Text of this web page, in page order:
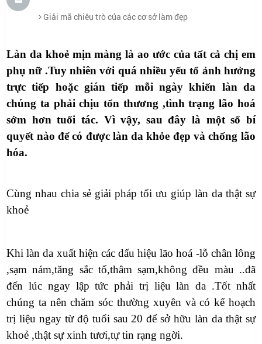
Giải mã chiêu trò của các cơ sở làm đẹp
Làn da khoẻ mịn màng là ao ước của tất cả chị em
phụ nữ .Tuy nhiên với quá nhiều yếu tố ảnh hưởng
trực tiếp hoặc gián tiếp mỗi ngày khiến làn da
chúng ta phải chịu tổn thương ,tình trạng lão hoá
sớm hơn tuổi tác. Vì vậy, sau đây là một số bí
quyết nào để có được làn da khỏe đẹp và chống lão
hóa.
Cùng nhau chia sẻ giải pháp tối ưu giúp làn da thật sự
khoẻ
Khi làn da xuất hiện các dấu hiệu lão hoá -lỗ chân lông
,sạm nám,tăng sắc tố,thâm sạm,không đều màu ..đã
đến lúc ngay lập tức phải trị liệu làn da .Tốt nhất
chúng ta nên chăm sóc thường xuyên và có kế hoạch
trị liệu ngay từ độ tuổi sau 20 để sở hữu làn da thật sự
khoẻ ,thật sự xinh tươi,tự tin rạng ngời.